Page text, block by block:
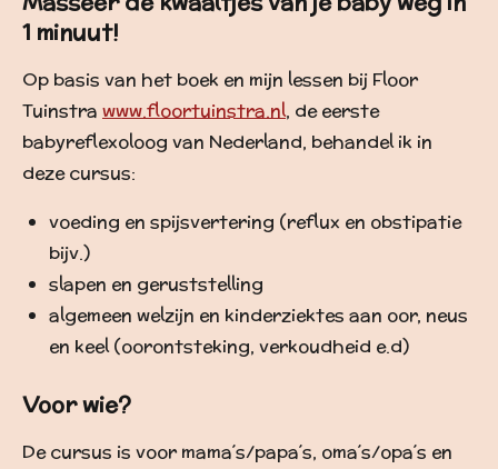
1 minuut!
Op basis van het boek en mijn lessen bij Floor
Tuinstra www.floortuinstra.nl, de eerste
babyreflexoloog van Nederland, behandel ik in
deze cursus:
voeding en spijsvertering (reflux en obstipatie
bijv.)
slapen en geruststelling
algemeen welzijn en kinderziektes aan oor, neus
en keel (oorontsteking, verkoudheid e.d)
Voor wie?
De cursus is voor mama´s/papa´s, oma´s/opa´s en